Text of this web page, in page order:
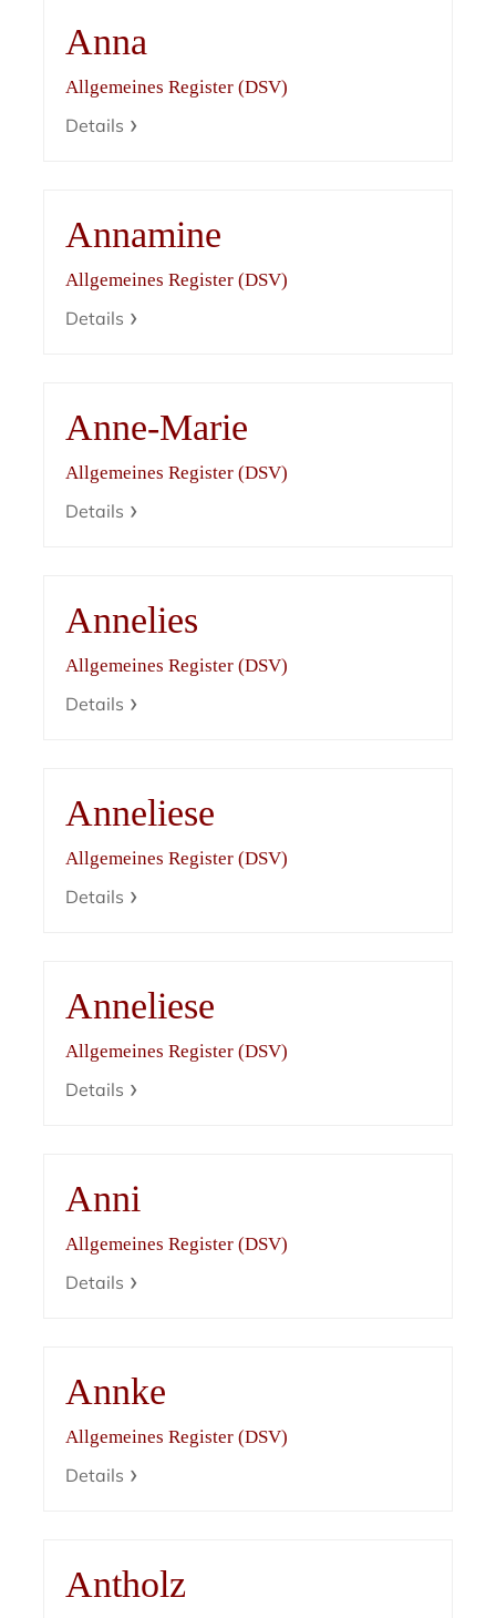
Anna
Allgemeines Register (DSV)
Details
Annamine
Allgemeines Register (DSV)
Details
Anne-Marie
Allgemeines Register (DSV)
Details
Annelies
Allgemeines Register (DSV)
Details
Anneliese
Allgemeines Register (DSV)
Details
Anneliese
Allgemeines Register (DSV)
Details
Anni
Allgemeines Register (DSV)
Details
Annke
Allgemeines Register (DSV)
Details
Antholz